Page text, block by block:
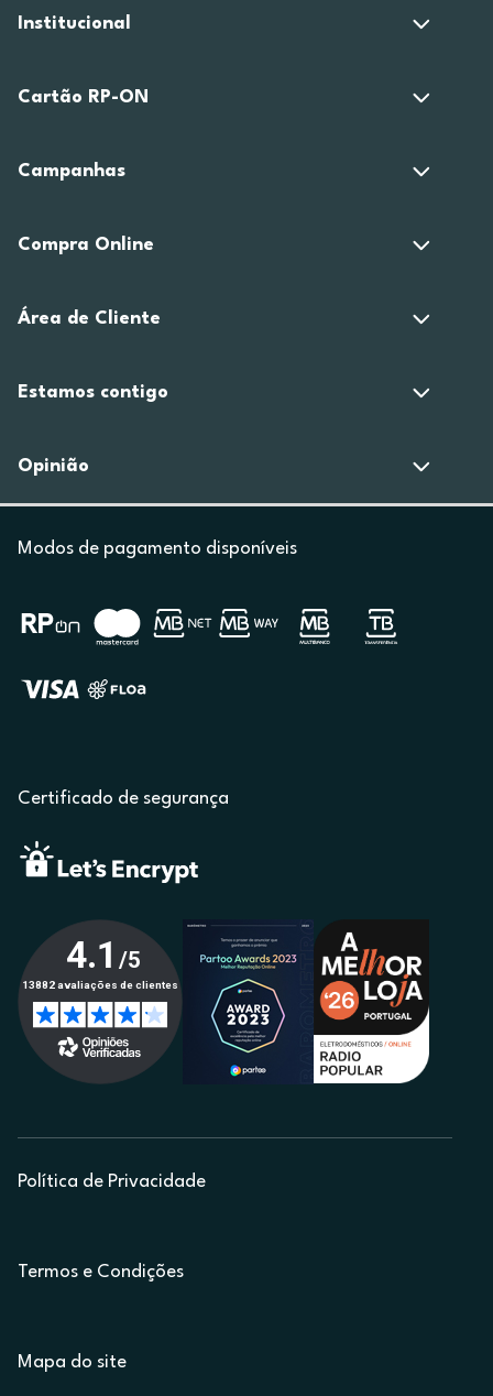
Institucional
Cartão RP-ON
Campanhas
Compra Online
Área de Cliente
Estamos contigo
Opinião
Modos de pagamento disponíveis
Certificado de segurança
Política de Privacidade
Termos e Condições
Mapa do site